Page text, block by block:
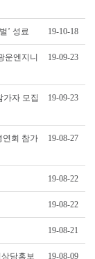
’ 성료 19-10-18
운엔지니
19-09-23
가자 모집 19-09-23
연회 참가
19-08-27
19-08-22
19-08-22
19-08-21
담홍보 19-08-09